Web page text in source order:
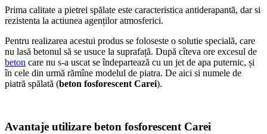
Prima calitate a pietrei spălate este caracteristica antiderapantă, dar si
rezistenta la actiunea agenților atmosferici.
Pentru realizarea acestui produs se foloseste o solutie specială, care
nu lasă betonul să se usuce la suprafață. După cîteva ore excesul de
beton care nu s-a uscat se îndepartează cu un jet de apa puternic, și
în cele din urmă rămîne modelul de piatra. De aici si numele de
piatră spălată (beton fosforescent Carei).
Avantaje utilizare beton fosforescent Carei